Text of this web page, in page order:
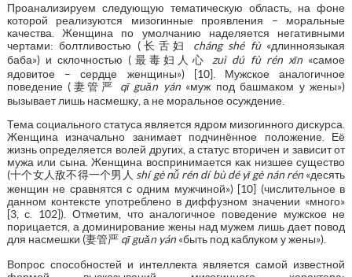
Проанализируем следующую тематическую область, на фоне
которой реализуются мизогинные проявления – моральные
качества. Женщина по умолчанию наделяется негативными
чертами: болтливостью (长舌妇 cháng shé fù«длинноязыкая
баба») и склочностью (最毒妇人心 zuì dú fù rén xīn«самое
ядовитое – сердце женщины») [10]. Мужское аналогичное
поведение (妻管严 qī guǎn yán«муж под башмаком у жены»)
вызывает лишь насмешку, а не моральное осуждение.
Тема социального статуса является ядром мизогинного дискурса.
Женщина изначально занимает подчинённое положение. Её
жизнь определяется волей других, а статус вторичен и зависит от
мужа или сына. Женщина воспринимается как низшее существо
(十个女人敌不得一个男人 shí gè nǚ rén dí bù dé yī gè nán rén«десять
женщин не сравнятся с одним мужчиной») [10] (числительное в
данном контексте употреблено в диффузном значении «много»
[3, с. 102]). Отметим, что аналогичное поведение мужское не
порицается, а доминирование жены над мужем лишь дает повод
для насмешки (妻管严 qī guǎn yán«быть под каблуком у жены»).
Вопрос способностей и интеллекта является самой известной